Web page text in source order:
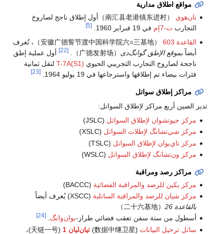
مواقع اطلاق مدارية
نان‌هوي
（南汇县老港镇东进村）أول إطلاق ناجج لصاروخ
التجارب ت-7إم في 19 فبراير 1960. [5]
القاعدة 603
（安徽广德誓节渡中国科学院六○三基地）، تُعرف
أيضاًبموقع الإطق گوانگ‌دى （广德发射场）.
[22]
أول عملية إطق
ناجحة لصاروخ التجارب التجريبي الحيوي T-7A(S1) لنقل ثمانية
فئرات بيضاء تم إطلاقها واسترجاعها في 19 يوليو 1964.
[23]
مراكز إطلاق سواتل
تدير الصين أربع مراكز لإطلاق السواتل:
مركز جيو‌تشوان لإطلاق السواتل (JSLC)
مركز شي‌تشانگ لإطلات السواتل (XSLC)
مركز تاي‌يوان لإطلاق السواتل (TSLC)
مركز ون‌تشانگ لإطلاق السواتل (WSLC)
مراكز رصد ومراقبة
مركز بكين للرصد والمراقبة الفضائية (BACCC)
مركز شيان للرصد والمراقبة الساتلية (XSCC) يُعرف أيضاً
بالقاعدة 26
（二十六基地）
أسطول من ستة سفن تعقب فضائي طراز-يوان‌وانگ.
[24]
ساتل ترحيل البيانات (数据中继卫星) تيان‌ليان 1
(天链一号)،